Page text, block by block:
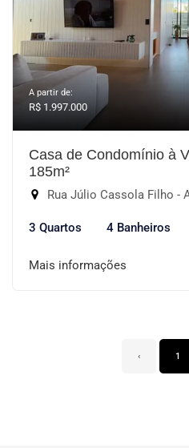
A partir de:
R$ 1.997.000
Casa de Condomínio à
185m²
Rua Júlio Cassola Filho -
3 Quartos 4 Banheiros
Mais informações
‹ 1